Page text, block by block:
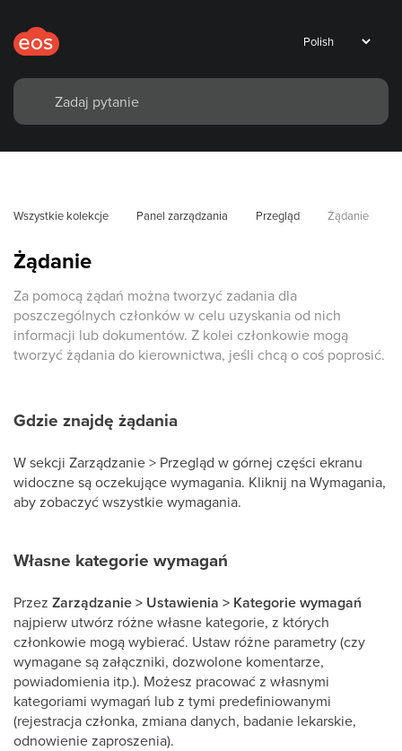
Wszystkie kolekcje Panel zarządzania Przegląd Żądanie
Żądanie
Za pomocą żądań można tworzyć zadania dla
poszczególnych członków w celu uzyskania od nich
informacji lub dokumentów. Z kolei członkowie mogą
tworzyć żądania do kierownictwa, jeśli chcą o coś poprosić.
Gdzie znajdę żądania
W sekcji Zarządzanie > Przegląd w górnej części ekranu
widoczne są oczekujące wymagania. Kliknij na Wymagania,
aby zobaczyć wszystkie wymagania.
Własne kategorie wymagań
Przez Zarządzanie> Ustawienia > Kategorie wymagań
najpierw utwórz różne własne kategorie, z których
członkowie mogą wybierać. Ustaw różne parametry (czy
wymagane są załączniki, dozwolone komentarze,
powiadomienia itp.). Możesz pracować z własnymi
kategoriami wymagań lub z tymi predefiniowanymi
(rejestracja członka, zmiana danych, badanie lekarskie,
odnowienie zaproszenia).